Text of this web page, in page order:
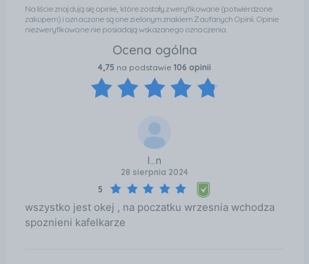
Na liście znajdują się opinie, które zostały zweryfikowane (potwierdzone
zakupem) i oznaczone są one zielonym znakiem Zaufanych Opinii. Opinie
niezweryfikowane nie posiadają wskazanego oznaczenia.
Ocena ogólna
4,75 na podstawie 106 opinii
l...n
28 sierpnia 2024
5
wszystko jest okej , na poczatku wrzesnia wchodza
spoznieni kafelkarze